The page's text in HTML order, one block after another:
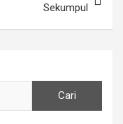
Sekumpul
Cari